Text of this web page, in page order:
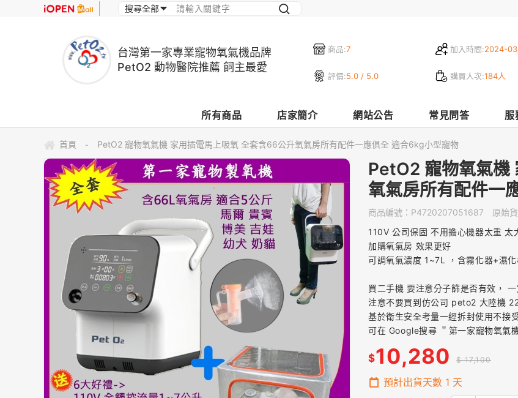
商品:7 加入時間:2024-
評價:5.0 / 5.0 購買人次:184人
台灣第一家專業寵物氧氣機品牌
PetO2 動物醫院推薦 飼主最愛
所有商品 店家簡介 網站公告 常見問答 服
首頁 - PetO2 寵物氧氣機 家用插電馬上吸氧 全套含66公升氧氣房所有配件一應俱全 適合6kg小型寵物
PetO2 寵物氧氣機
氧氣房所有配件一
商品編號： P4720207051687 原始貨
110V 公司保固 不用擔心機器太重
加購氧氣房 效果更好
可調氧氣濃度 1~7L ，含霧化器+濕
買二手機 要注意分子篩是否有效，
注意不要買到仿公司 peto2 大陸機
基於衛生安全考量一經拆封使用不接
可在 Google搜尋 ＂第一家寵物氧氣
$10,280 $ 17,100
預計出貨天數 1 天